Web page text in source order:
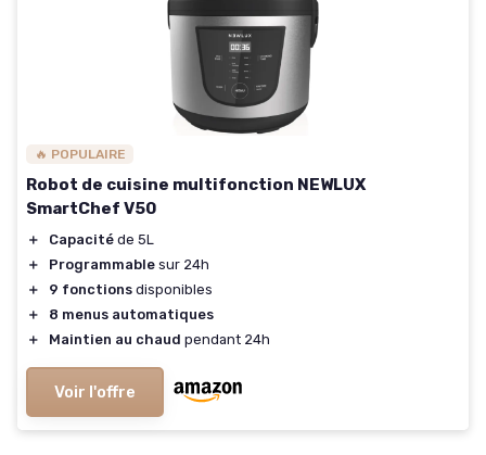
🔥 POPULAIRE
Robot de cuisine multifonction NEWLUX
SmartChef V50
＋ Capacité de 5L
＋
Programmable sur 24h
＋
9 fonctions disponibles
＋
8 menus automatiques
＋
Maintien au chaud pendant 24h
Voir l'offre